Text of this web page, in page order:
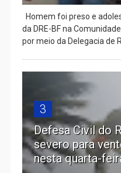
Homem foi preso e
da DRE-BF na
por meio da Delegacia de
3
Defesa Civil do
severo para
nesta quarta-